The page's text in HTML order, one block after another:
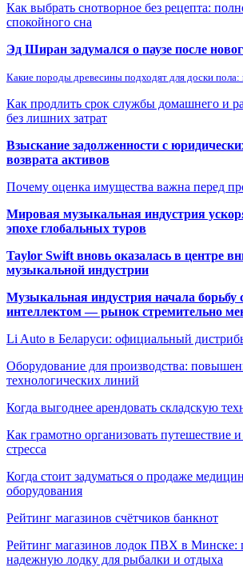
Как выбрать снотворное без рецепта:
спокойного сна
Эд Ширан задумался о паузе после
Какие породы древесины подходят для доски
Как продлить срок службы домашнего и
без лишних затрат
Взыскание задолженности с
возврата активов
Почему оценка имущества важна перед
Мировая музыкальная индустрия
эпохе глобальных туров
Taylor Swift вновь оказалась в центре
музыкальной индустрии
Музыкальная индустрия начала борьбу
интеллектом — рынок стремительно
Li Auto в Беларуси: официальный
Оборудование для производства:
технологических линий
Когда выгоднее арендовать складскую
Как грамотно организовать путешествие
стресса
Когда стоит задуматься о продаже
оборудования
Рейтинг магазинов счётчиков банкнот
Рейтинг магазинов лодок ПВХ в Минске:
надежную лодку для рыбалки и отдыха